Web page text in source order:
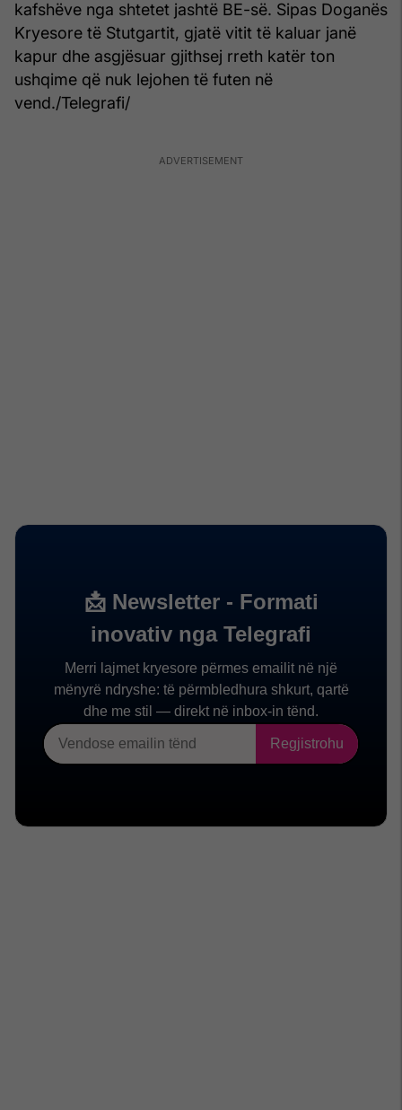
kafshëve nga shtetet jashtë BE-së. Sipas Doganës
Kryesore të Stutgartit, gjatë vitit të kaluar janë
kapur dhe asgjësuar gjithsej rreth katër ton
ushqime që nuk lejohen të futen në
vend./Telegrafi/